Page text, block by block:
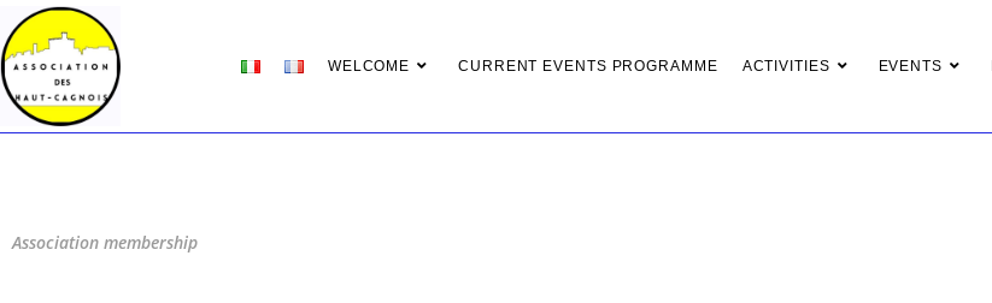
WELCOME CURRENT EVENTS PROGRAMME ACTIVITIES EVENTS
Association membership